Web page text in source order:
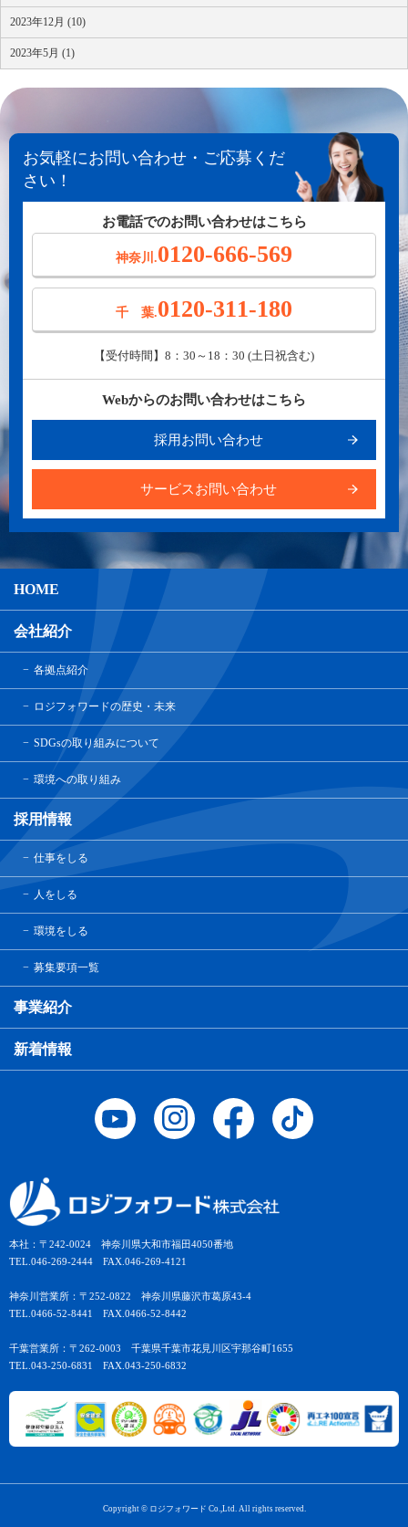
2023年12月 (10)
2023年5月 (1)
お気軽にお問い合わせ・ご応募くだ
さい！
お電話でのお問い合わせはこちら
神奈川.0120-666-569
千 葉.0120-311-180
【受付時間】8：30～18：30 (土日祝含む)
Webからのお問い合わせはこちら
採用お問い合わせ
サービスお問い合わせ
本社：〒242-0024 神奈川県大和市福田4050番地
TEL.046-269-2444 FAX.046-269-4121
神奈川営業所：〒252-0822 神奈川県藤沢市葛原43-4
TEL.0466-52-8441 FAX.0466-52-8442
千葉営業所：〒262-0003 千葉県千葉市花見川区宇那谷町1655
TEL.043-250-6831 FAX.043-250-6832
HOME
会社紹介
各拠点紹介
ロジフォワードの歴史・未来
SDGsの取り組みについて
環境への取り組み
採用情報
仕事をしる
人をしる
環境をしる
募集要項一覧
事業紹介
新着情報
Copyright © ロジフォワード Co.,Ltd. All rights reserved.